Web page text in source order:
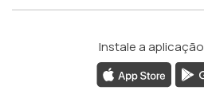
Instale a aplicação